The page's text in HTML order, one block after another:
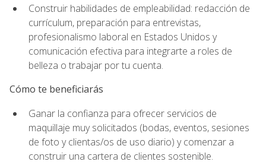
Construir habilidades de empleabilidad: redacción de
currículum, preparación para entrevistas,
profesionalismo laboral en Estados Unidos y
comunicación efectiva para integrarte a roles de
belleza o trabajar por tu cuenta.
Cómo te beneficiarás
Ganar la confianza para ofrecer servicios de
maquillaje muy solicitados (bodas, eventos, sesiones
de foto y clientas/os de uso diario) y comenzar a
construir una cartera de clientes sostenible.